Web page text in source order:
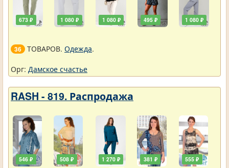
673 ₽ 1 080 ₽ 1 080 ₽ 495 ₽ 1 080 ₽
36 ТОВАРОВ. Одежда.
Орг: Дамское счастье
RASH - 819. Распродажа
546 ₽ 508 ₽ 1 270 ₽ 381 ₽ 555 ₽